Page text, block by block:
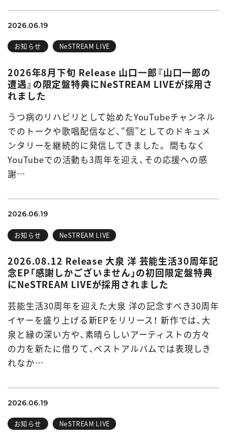
2026.06.19
お知らせ NeSTREAM LIVE
2026年8月下旬 Release 山口一郎『山口一郎の
遭遇』の限定盤特典にNeSTREAM LIVEが採用さ
れました
うつ病のリハビリとして始めたYouTubeチャンネル
でのトークや歌唱配信など、“個”としてのドキュメ
ンタリーを継続的に発信してきました。 間もなく
YouTubeでの活動も3周年を迎え、その応援への感
謝…
2026.06.19
お知らせ NeSTREAM LIVE
2026.08.12 Release 大泉 洋 芸能生活30周年記
念EP「感謝しかございません」の初回限定盤特典
にNeSTREAM LIVEが採用されました
芸能生活30周年を迎えた大泉 洋の記念すべき30周年
イヤーを盛り上げる新EPをリリース！ 新作では、大
泉と縁の深い方や、素晴らしいアーティストの方々
の力を新たに借りて、ベストアルバムでは表現しき
れなか…
2026.06.19
お知らせ NeSTREAM LIVE